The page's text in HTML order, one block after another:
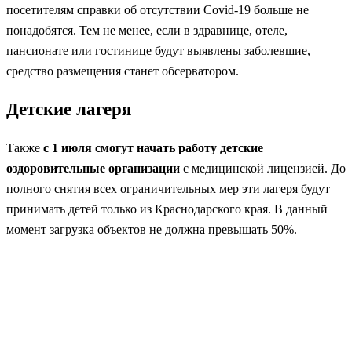
посетителям справки об отсутствии Covid-19 больше не
понадобятся. Тем не менее, если в здравнице, отеле,
пансионате или гостинице будут выявлены заболевшие,
средство размещения станет обсерватором.
Детские лагеря
Также с 1 июля смогут начать работу детские
оздоровительные организации с медицинской лицензией. До
полного снятия всех ограничительных мер эти лагеря будут
принимать детей только из Краснодарского края. В данный
момент загрузка объектов не должна превышать 50%.